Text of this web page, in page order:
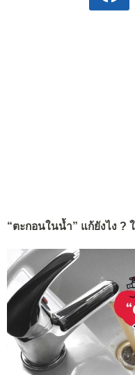
“ตะกอนในน้ำ” แก้ยังไง ?